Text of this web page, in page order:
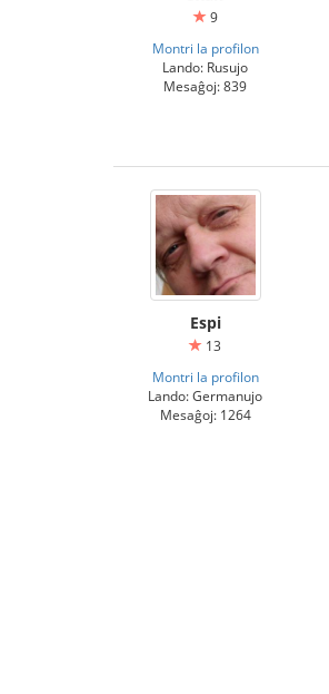
9
Montri la profilon
Lando: Rusujo
Mesaĝoj: 839
Espi
13
Montri la profilon
Lando: Germanujo
Mesaĝoj: 1264